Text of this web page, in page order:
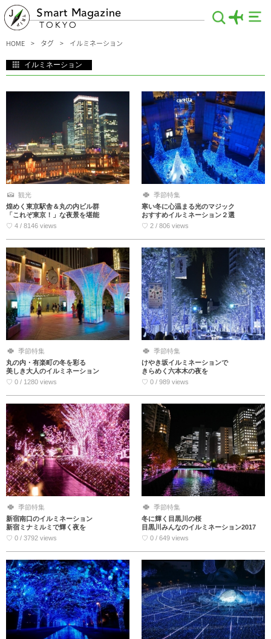
Smart Magazine
TOKYO
HOME タグ イルミネーション
イルミネーション
ポットの数々をご紹介！初めて東京に行く人でも安心♪デートにぴったりのロマン
チックなイルミネーションや、豪華なディナーを味わいながら夜景が見れるお店な
ど、東京でおすすめのイルミネーション情報を集めました。
観光
煌めく東京駅舎＆丸の内ビル群
「これぞ東京！」な夜景を堪能
♡ 4 / 8146 views
季節特集
寒い冬に心温まる光のマジック
おすすめイルミネーション２選
♡ 2 / 806 views
季節特集
丸の内・有楽町の冬を彩る
美しき大人のイルミネーション
♡ 0 / 1280 views
季節特集
けやき坂イルミネーションで
きらめく六本木の夜を
♡ 0 / 989 views
季節特集
新宿南口のイルミネーション
新宿ミナミルミで輝く夜を
♡ 0 / 3792 views
季節特集
冬に輝く目黒川の桜
目黒川みんなのイルミネーション2017
♡ 0 / 649 views